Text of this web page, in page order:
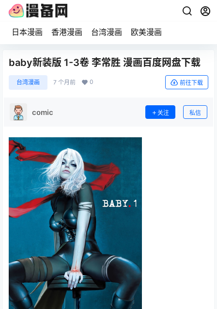
日本漫画 香港漫画 台湾漫画 欧美漫画
baby新装版 1-3卷 李常胜 漫画百度网盘下载
台湾漫画 7 个月前 0 前往下载
comic 关注 私信